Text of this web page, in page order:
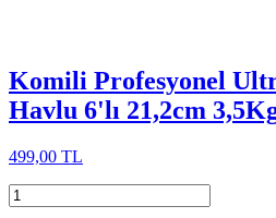
Komili Profesyonel
Havlu 6'lı 21,2cm
499,00 TL